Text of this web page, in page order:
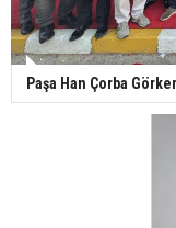
Paşa Han Çorba